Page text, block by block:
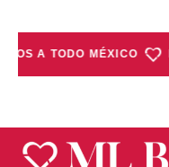
A TODO MÉXICO